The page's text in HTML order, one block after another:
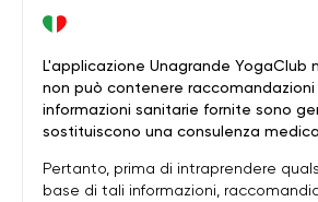
L'applicazione Unagrande YogaClub
non può contenere raccomandazioni
informazioni sanitarie fornite sono
sostituiscono una consulenza
Pertanto, prima di intraprendere
base di tali informazioni,